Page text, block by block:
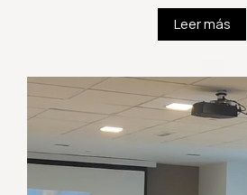
Leer más